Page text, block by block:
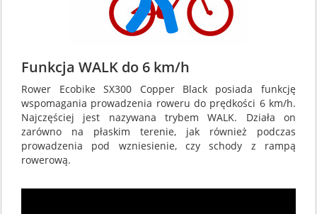
Funkcja WALK do 6 km/h
Rower Ecobike SX300 Copper Black posiada funkcję
wspomagania prowadzenia roweru do prędkości 6 km/h.
Najczęściej jest nazywana trybem WALK. Działa on
zarówno na płaskim terenie, jak również podczas
prowadzenia pod wzniesienie, czy schody z rampą
rowerową.